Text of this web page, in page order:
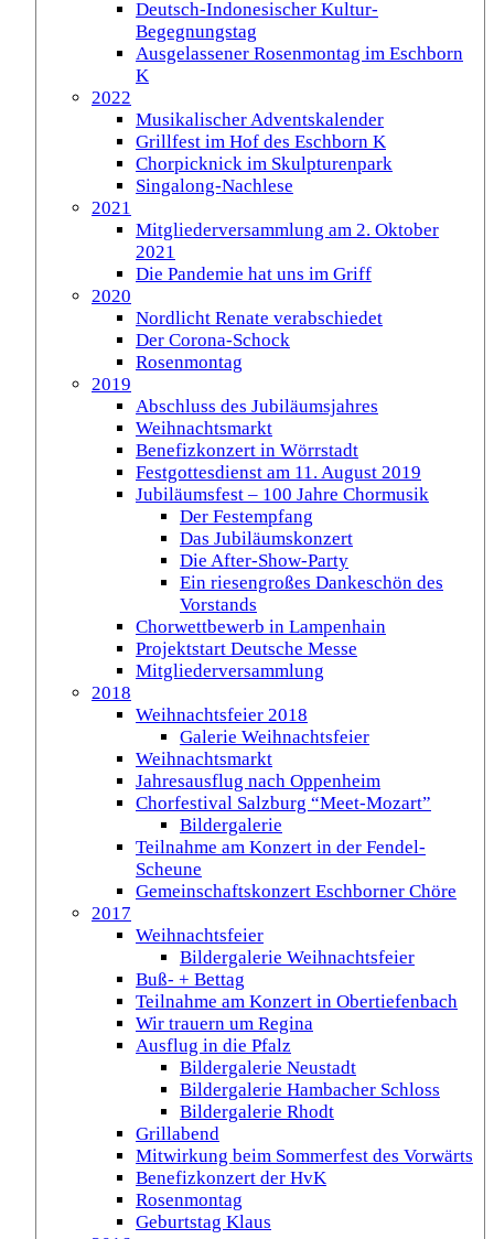
Deutsch-Indonesischer Kultur-
Begegnungstag
Ausgelassener Rosenmontag im Eschborn
K
2022
Musikalischer Adventskalender
Grillfest im Hof des Eschborn K
Chorpicknick im Skulpturenpark
Singalong-Nachlese
2021
Mitgliederversammlung am 2. Oktober
2021
Die Pandemie hat uns im Griff
2020
Nordlicht Renate verabschiedet
Der Corona-Schock
Rosenmontag
2019
Abschluss des Jubiläumsjahres
Weihnachtsmarkt
Benefizkonzert in Wörrstadt
Festgottesdienst am 11. August 2019
Jubiläumsfest – 100 Jahre Chormusik
Der Festempfang
Das Jubiläumskonzert
Die After-Show-Party
Ein riesengroßes Dankeschön des
Vorstands
Chorwettbewerb in Lampenhain
Projektstart Deutsche Messe
Mitgliederversammlung
2018
Weihnachtsfeier 2018
Galerie Weihnachtsfeier
Weihnachtsmarkt
Jahresausflug nach Oppenheim
Chorfestival Salzburg “Meet-Mozart”
Bildergalerie
Teilnahme am Konzert in der Fendel-
Scheune
Gemeinschaftskonzert Eschborner Chöre
2017
Weihnachtsfeier
Bildergalerie Weihnachtsfeier
Buß- + Bettag
Teilnahme am Konzert in Obertiefenbach
Wir trauern um Regina
Ausflug in die Pfalz
Bildergalerie Neustadt
Bildergalerie Hambacher Schloss
Bildergalerie Rhodt
Grillabend
Mitwirkung beim Sommerfest des Vorwärts
Benefizkonzert der HvK
Rosenmontag
Geburtstag Klaus